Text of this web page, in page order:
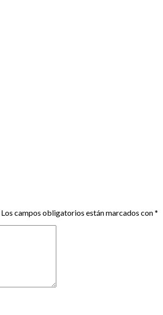
Los campos obligatorios están marcados con*